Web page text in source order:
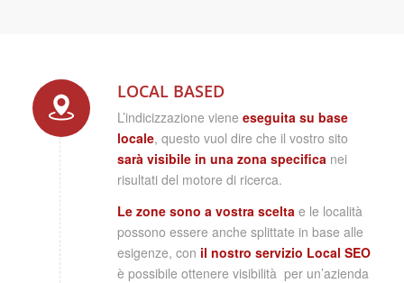
LOCAL BASED
L’indicizzazione viene eseguita su base
locale, questo vuol dire che il vostro sito
sarà visibile in una zona specificanei
risultati del motore di ricerca.
Le zone sono a vostra scelta e le località
possono essere anche splittate in base alle
esigenze, con il nostro servizio Local SEO
è possibile ottenere visibilità per un’azienda